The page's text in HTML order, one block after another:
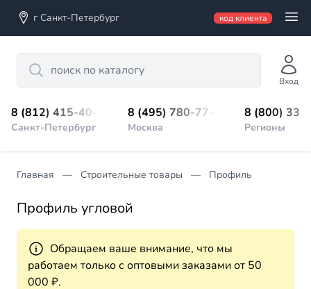
г Санкт-Петербург код клиента
Search
Вход
8 (812) 415-40-45
Санкт-Петербург
8 (495) 780-77-98
Москва
8 (800)
Регионы
Главная Строительные товары Профиль
Профиль угловой
Обращаем ваше внимание, что мы
работаем только с оптовыми заказами от 50
000 ₽.